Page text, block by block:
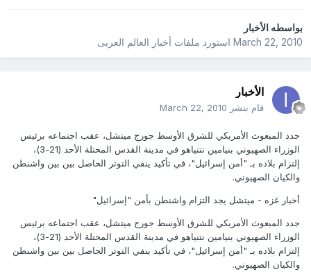
بواسطهالأخبار
March 22, 2010استورد ملفات أخبار العالم العربى
الأخبار
قام بنشر March 22, 2010
جدد المبعوث الأمريكي للشرق الأوسط جورج ميتشل، عقب اجتماعه برئيس
الوزراء الصهيوني بنيامين نتنياهو في مدينة القدس المحتلة الأحد (21-3)،
إلتزام بلاده بـ "أمن إسرائيل"، في تأكيد ينفي التوتر الحاصل بين بين واشنطن
والكيان الصهيوني.
أخبار غزه - ميتشل يجد التزام واشنطن بأمن "إسرائيل"
جدد المبعوث الأمريكي للشرق الأوسط جورج ميتشل، عقب اجتماعه برئيس
الوزراء الصهيوني بنيامين نتنياهو في مدينة القدس المحتلة الأحد (21-3)،
إلتزام بلاده بـ "أمن إسرائيل"، في تأكيد ينفي التوتر الحاصل بين بين واشنطن
والكيان الصهيوني.